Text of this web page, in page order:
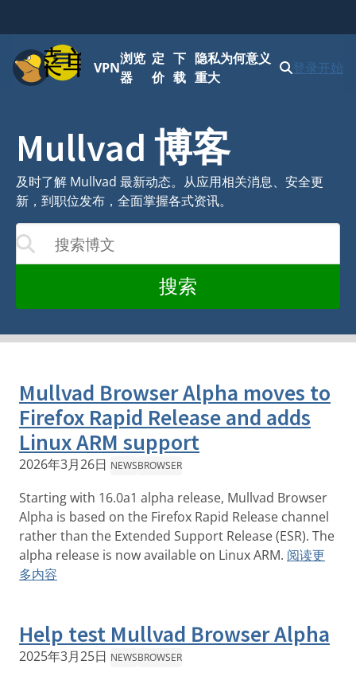
菜单VPN
浏览
器
定
价
下
载
隐私为何意义
重大
登录开始
Mullvad 博客
及时了解 Mullvad 最新动态。从应用相关消息、安全更
新，到职位发布，全面掌握各式资讯。
搜索博文
的输入更新
搜索
Mullvad Browser Alpha moves to
Firefox Rapid Release and adds
Linux ARM support
2026年3月26日 NEWSBROWSER
Starting with 16.0a1 alpha release, Mullvad Browser
Alpha is based on the Firefox Rapid Release channel
rather than the Extended Support Release (ESR). The
alpha release is now available on Linux ARM. 阅读更
多内容
Help test Mullvad Browser Alpha
2025年3月25日 NEWSBROWSER